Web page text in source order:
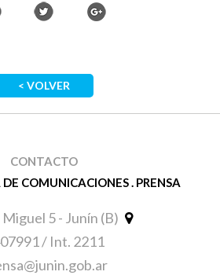
< VOLVER
CONTACTO
COMUNICACIONES . PRENSA
5 - Junín (B)
/ Int. 2211